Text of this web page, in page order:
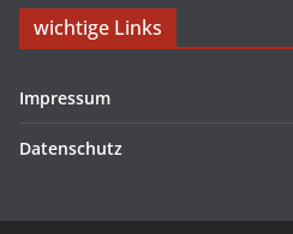
wichtige Links
Impressum
Datenschutz